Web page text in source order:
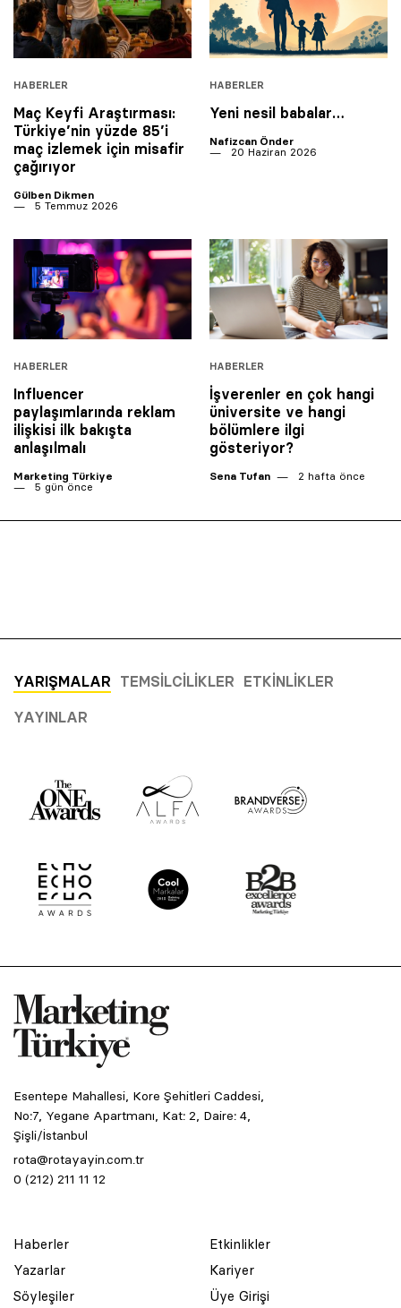
HABERLER
Maç Keyfi Araştırması:
Türkiye’nin yüzde 85’i
maç izlemek için misafir
çağırıyor
Gülben Dikmen
5 Temmuz 2026
HABERLER
Yeni nesil babalar…
Nafizcan Önder
20 Haziran 2026
HABERLER
Influencer
paylaşımlarında reklam
ilişkisi ilk bakışta
anlaşılmalı
Marketing Türkiye
5 gün önce
HABERLER
İşverenler en çok hangi
üniversite ve hangi
bölümlere ilgi
gösteriyor?
Sena Tufan 2 hafta önce
YARIŞMALAR TEMSILCILIKLER ETKINLIKLER
YAYINLAR
Esentepe Mahallesi, Kore Şehitleri Caddesi,
No:7, Yegane Apartmanı, Kat: 2, Daire: 4,
Şişli/İstanbul
rota@rotayayin.com.tr
0 (212) 211 11 12
Haberler
Yazarlar
Söyleşiler
Etkinlikler
Kariyer
Üye Girişi